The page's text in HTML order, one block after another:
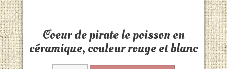
Coeur de pirate le poisson en
céramique, couleur rouge et blanc